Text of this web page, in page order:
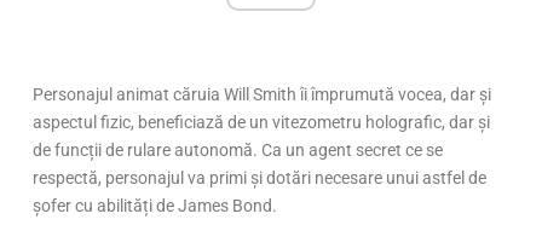
Personajul animat căruia Will Smith îi împrumută vocea, dar și
aspectul fizic, beneficiază de un vitezometru holografic, dar și
de funcții de rulare autonomă. Ca un agent secret ce se
respectă, personajul va primi și dotări necesare unui astfel de
șofer cu abilități de James Bond.